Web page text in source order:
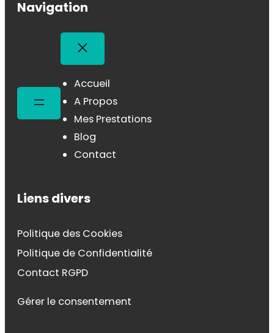
Navigation
Accueil
A Propos
Mes Prestations
Blog
Contact
Liens divers
Politique des Cookies
Politique de Confidentialité
Contact RGPD
Gérer le consentement